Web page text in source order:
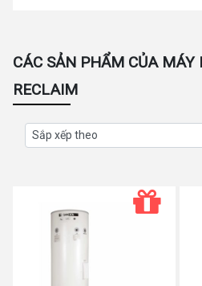
CÁC SẢN PHẨM CỦA MÁY
RECLAIM